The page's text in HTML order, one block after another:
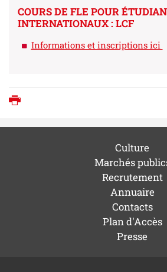
COURS DE FLE POUR
INTERNATIONAUX : LCF
Informations et inscriptions ici
Culture
Marchés
Recrutement
Annuaire
Contacts
Plan d'Accès
Presse